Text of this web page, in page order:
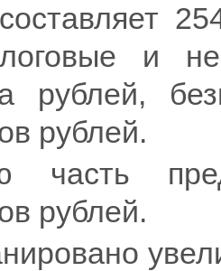
и
рублей,
рублей.
часть
рублей.